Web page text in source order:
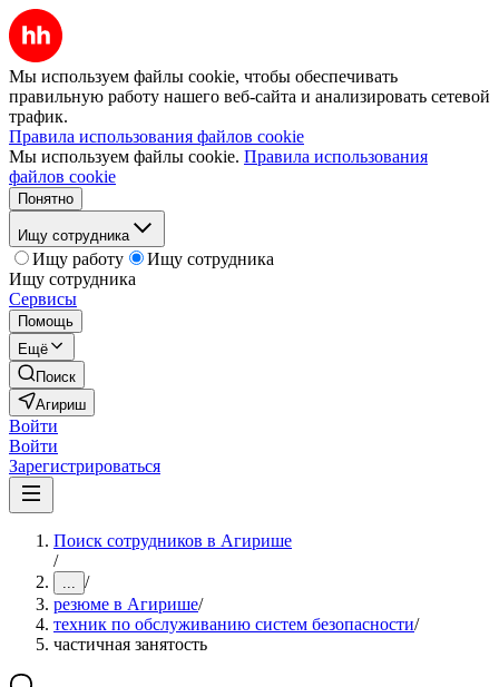
Мы используем файлы cookie, чтобы обеспечивать
правильную работу нашего веб-сайта и анализировать сетевой
трафик.
Правила использования файлов cookie
Мы используем файлы cookie. Правила использования
файлов cookie
Понятно
Ищу сотрудника
Ищу работу
Ищу сотрудника
Ищу сотрудника
Сервисы
Помощь
Ещё
Поиск
Агириш
Войти
Войти
Зарегистрироваться
Поиск сотрудников в Агирише
/
... /
резюме в Агирише/
техник по обслуживанию систем безопасности/
частичная занятость